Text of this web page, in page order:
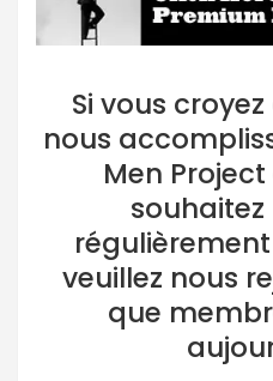
Si vous
nous
Men
veuillez nous
que